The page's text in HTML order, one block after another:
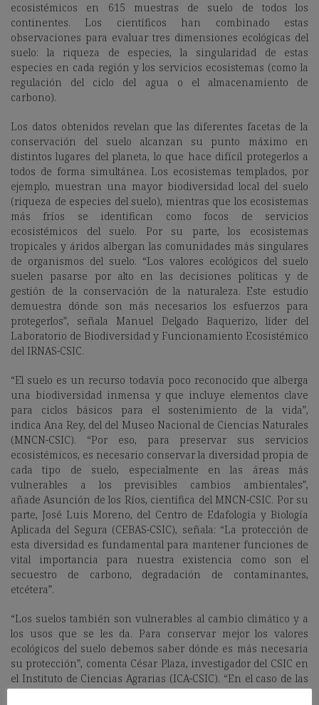
ecosistémicos en 615 muestras de suelo de todos los
continentes. Los científicos han combinado estas
observaciones para evaluar tres dimensiones ecológicas del
suelo: la riqueza de especies, la singularidad de estas
especies en cada región y los servicios ecosistemas (como la
regulación del ciclo del agua o el almacenamiento de
carbono).
Los datos obtenidos revelan que las diferentes facetas de la
conservación del suelo alcanzan su punto máximo en
distintos lugares del planeta, lo que hace difícil protegerlos a
todos de forma simultánea. Los ecosistemas templados, por
ejemplo, muestran una mayor biodiversidad local del suelo
(riqueza de especies del suelo), mientras que los ecosistemas
más fríos se identifican como focos de servicios
ecosistémicos del suelo. Por su parte, los ecosistemas
tropicales y áridos albergan las comunidades más singulares
de organismos del suelo. “Los valores ecológicos del suelo
suelen pasarse por alto en las decisiones políticas y de
gestión de la conservación de la naturaleza. Este estudio
demuestra dónde son más necesarios los esfuerzos para
protegerlos”, señala Manuel Delgado Baquerizo, líder del
Laboratorio de Biodiversidad y Funcionamiento Ecosistémico
del IRNAS-CSIC.
“El suelo es un recurso todavía poco reconocido que alberga
una biodiversidad inmensa y que incluye elementos clave
para ciclos básicos para el sostenimiento de la vida”,
indica Ana Rey, del del Museo Nacional de Ciencias Naturales
(MNCN-CSIC). “Por eso, para preservar sus servicios
ecosistémicos, es necesario conservar la diversidad propia de
cada tipo de suelo, especialmente en las áreas más
vulnerables a los previsibles cambios ambientales”,
añade Asunción de los Ríos, científica del MNCN-CSIC. Por su
parte, José Luis Moreno, del Centro de Edafología y Biología
Aplicada del Segura (CEBAS-CSIC), señala: “La protección de
esta diversidad es fundamental para mantener funciones de
vital importancia para nuestra existencia como son el
secuestro de carbono, degradación de contaminantes,
etcétera”.
“Los suelos también son vulnerables al cambio climático y a
los usos que se les da. Para conservar mejor los valores
ecológicos del suelo debemos saber dónde es más necesaria
su protección”, comenta César Plaza, investigador del CSIC en
el Instituto de Ciencias Agrarias (ICA-CSIC). “En el caso de las
plantas y los animales que viven sobre el suelo, hace décadas